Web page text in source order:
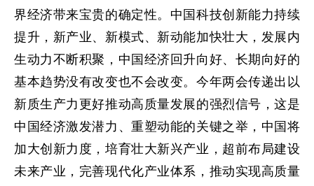
界经济带来宝贵的确定性。中国科技创新能力持续
提升，新产业、新模式、新动能加快壮大，发展内
生动力不断积聚，中国经济回升向好、长期向好的
基本趋势没有改变也不会改变。今年两会传递出以
新质生产力更好推动高质量发展的强烈信号，这是
中国经济激发潜力、重塑动能的关键之举，中国将
加大创新力度，培育壮大新兴产业，超前布局建设
未来产业，完善现代化产业体系，推动实现高质量